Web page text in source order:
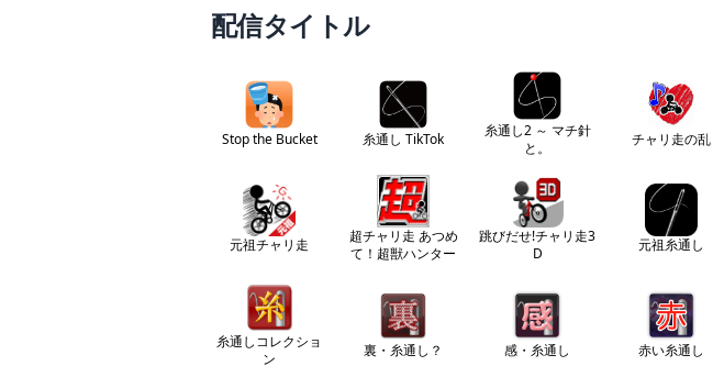
配信タイトル
Stop the Bucket 糸通し TikTok
糸通し2 ～ マチ針
と。
チャリ走の乱
元祖チャリ走
超チャリ走 あつめ
て！超獣ハンター
跳びだせ!チャリ走3
D
元祖糸通し
糸通しコレクショ
ン
裏・糸通し？ 感・糸通し 赤い糸通し